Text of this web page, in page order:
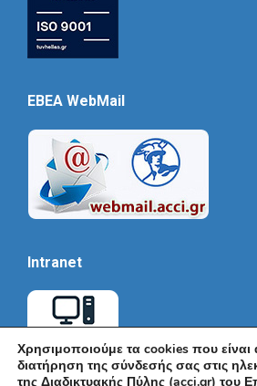
EBEA WebMail
Intranet
Χρησιμοποιούμε τα cookies που είναι
διατήρηση της σύνδεσής σας στις
της Διαδικτυακής Πύλης (acci.gr) του